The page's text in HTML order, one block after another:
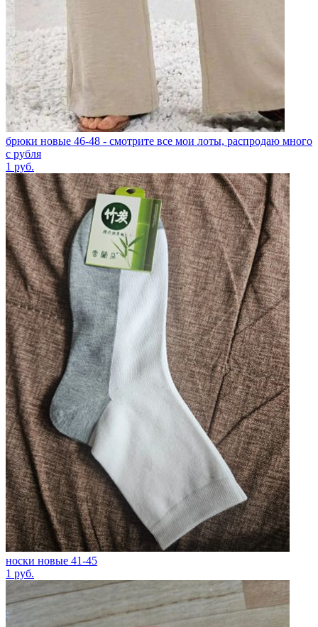
брюки новые 46-48 - смотрите все мои лоты, распродаю много
с рубля
1 руб.
носки новые 41-45
1 руб.